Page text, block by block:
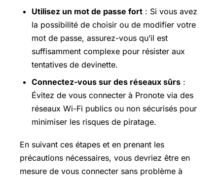
Utilisez un mot de passe fort : Si vous avez
la possibilité de choisir ou de modifier votre
mot de passe, assurez-vous qu’il est
suffisamment complexe pour résister aux
tentatives de devinette.
Connectez-vous sur des réseaux sûrs :
Évitez de vous connecter à Pronote via des
réseaux Wi-Fi publics ou non sécurisés pour
minimiser les risques de piratage.
En suivant ces étapes et en prenant les
précautions nécessaires, vous devriez être en
mesure de vous connecter sans problème à